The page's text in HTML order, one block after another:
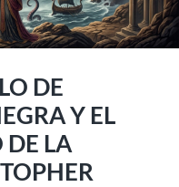
DE
Y EL
LA